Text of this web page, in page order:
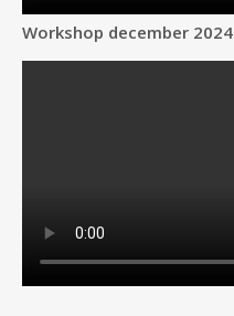
Workshop december 2024